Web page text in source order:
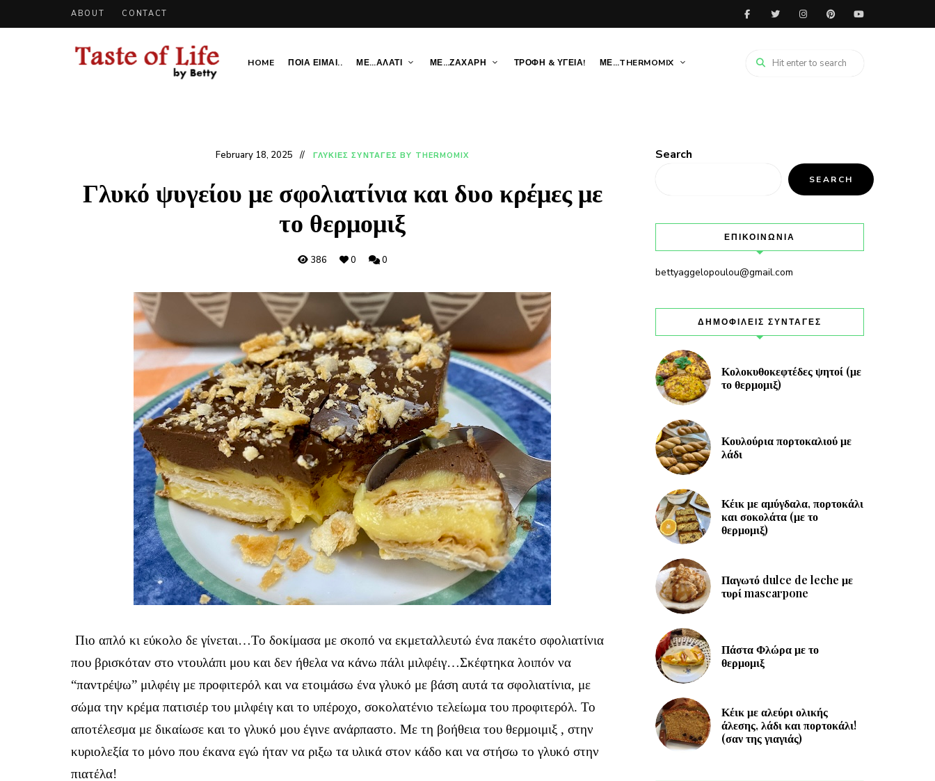
ABOUT CONTACT
HOME ΠΟΙΑ ΕΙΜΑΙ.. ΜΕ…ΑΛΑΤΙ ΜΕ…ΖΑΧΑΡΗ ΤΡΟΦΗ & ΥΓΕΙΑ! ΜΕ…THERMOMIX
February 18, 2025 ΓΛΥΚΙΕΣ ΣΥΝΤΑΓΕΣ BY THERMOMIX
Γλυκό ψυγείου με σφολιατίνια και δυο κρέμες με
το θερμομιξ
386 0 0
Πιο απλό κι εύκολο δε γίνεται…Το δοκίμασα με σκοπό να εκμεταλλευτώ ένα πακέτο σφολιατίνια
που βρισκόταν στο ντουλάπι μου και δεν ήθελα να κάνω πάλι μιλφέιγ…Σκέφτηκα λοιπόν να
“παντρέψω” μιλφέιγ με προφιτερόλ και να ετοιμάσω ένα γλυκό με βάση αυτά τα σφολιατίνια, με
σώμα την κρέμα πατισιέρ του μιλφέιγ και το υπέροχο, σοκολατένιο τελείωμα του προφιτερόλ. Το
αποτέλεσμα με δικαίωσε και το γλυκό μου έγινε ανάρπαστο. Με τη βοήθεια του θερμοιμιξ , στην
κυριολεξία το μόνο που έκανα εγώ ήταν να ριξω τα υλικά στον κάδο και να στήσω το γλυκό στην
πιατέλα!
Search
SEARCH
ΕΠΙΚΟΙΝΩΝΙΑ
bettyaggelopoulou@gmail.com
ΔΗΜΟΦΙΛΕΙΣ ΣΥΝΤΑΓΕΣ
Κολοκυθοκεφτέδες ψητοί (με
το θερμομιξ)
Κουλούρια πορτοκαλιού με
λάδι
Κέικ με αμύγδαλα, πορτοκάλι
και σοκολάτα (με το
θερμομιξ)
Παγωτό dulce de leche με
τυρί mascarpone
Πάστα Φλώρα με το
θερμομιξ
Κέικ με αλεύρι ολικής
άλεσης, λάδι και πορτοκάλι!
(σαν της γιαγιάς)